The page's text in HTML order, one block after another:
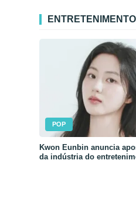
ENTRETENIMENTO
POP
Kwon Eunbin anuncia
da indústria do